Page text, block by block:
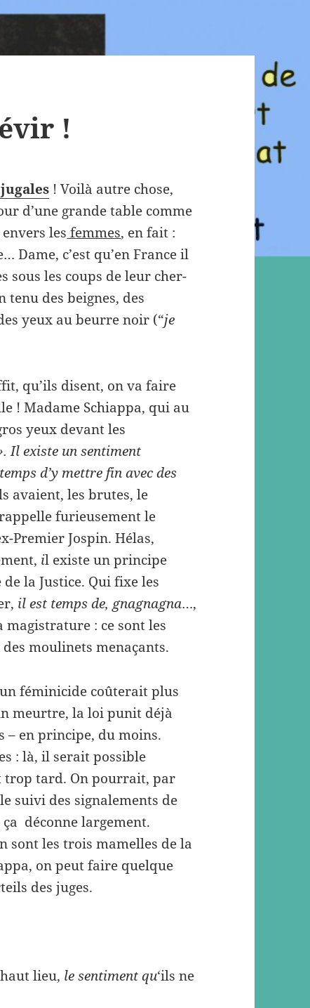
!
! Voilà autre chose,
d’une grande table comme
les femmes, en fait :
Dame, c’est qu’en France il
sous les coups de leur cher-
tenu des beignes, des
yeux au beurre noir (“je
qu’ils disent, on va faire
! Madame Schiappa, qui au
yeux devant les
Il existe un sentiment
d’y mettre fin avec des
avaient, les brutes, le
furieusement le
Premier Jospin. Hélas,
il existe un principe
de la Justice. Qui fixe les
il est temps de, gnagnagna…,
magistrature : ce sont les
moulinets menaçants.
féminicide coûterait plus
meurtre, la loi punit déjà
– en principe, du moins.
: là, il serait possible
trop tard. On pourrait, par
suivi des signalements de
ça déconne largement.
sont les trois mamelles de la
on peut faire quelque
des juges.
lieu, le sentiment qu‘ils ne